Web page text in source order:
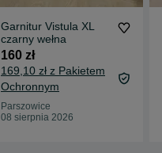
Garnitur Vistula XL
czarny wełna
160 zł
169,10 zł z Pakietem
Ochronnym
Parszowice
08 sierpnia 2026